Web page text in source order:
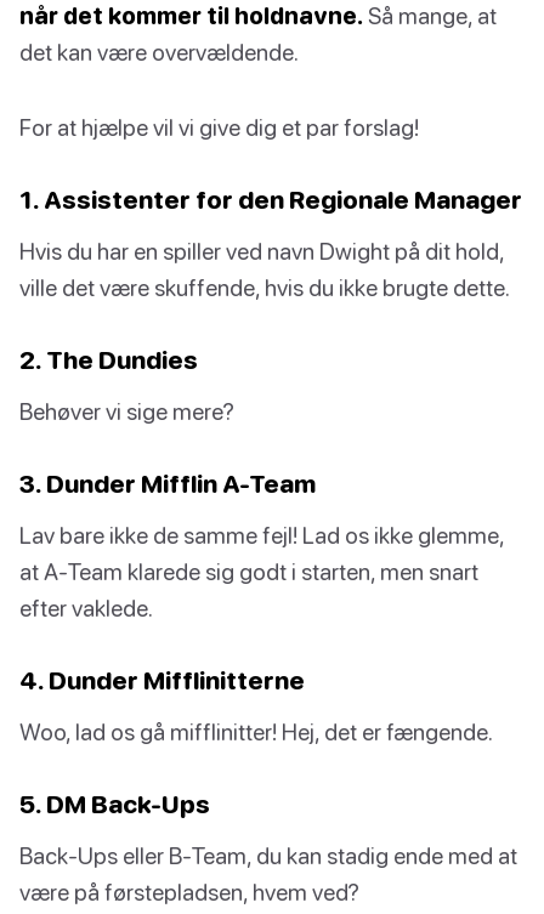
når det kommer til holdnavne. Så mange, at
det kan være overvældende.
For at hjælpe vil vi give dig et par forslag!
1. Assistenter for den Regionale Manager
Hvis du har en spiller ved navn Dwight på dit hold,
ville det være skuffende, hvis du ikke brugte dette.
2. The Dundies
Behøver vi sige mere?
3. Dunder Mifflin A-Team
Lav bare ikke de samme fejl! Lad os ikke glemme,
at A-Team klarede sig godt i starten, men snart
efter vaklede.
4. Dunder Mifflinitterne
Woo, lad os gå mifflinitter! Hej, det er fængende.
5. DM Back-Ups
Back-Ups eller B-Team, du kan stadig ende med at
være på førstepladsen, hvem ved?